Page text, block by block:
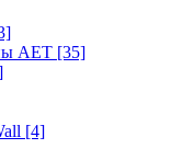
AET [35]
[4]